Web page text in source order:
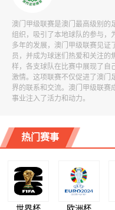
澳门甲级联赛是澳门最高级别的
组织，吸引了本地球队的参与，
多年的发展，澳门甲级联赛见证
员，并成为球迷们热爱和关注的
样，各支球队在比赛中展现了自
激情。这项联赛不仅促进了澳门
界的联系和交流。澳门甲级联赛
事业注入了活力和动力。
热门赛事